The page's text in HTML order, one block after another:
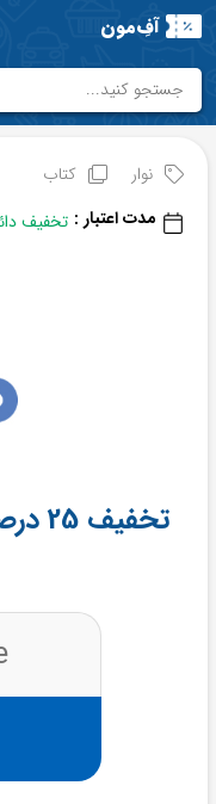
آفِ‌مون
نوار
کتاب
مدت اعتبار : تخفیف